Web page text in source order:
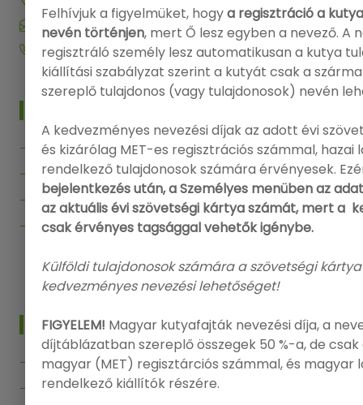
info@onlinenevezes.hu
+36 20 573 5726
Főoldal
Kiállítások
Segítség
Kapcsolat
Vissza az Onlinenevezes.hu-ra
INFO
Bejelentkezés
Regisztráció
Felhívjuk a figyelmüket, hogya regisztráció a
nevén történjen, mert Ő lesz egyben a nevező. A
regisztráló személy lesz automatikusan a kutya
kiállítási szabályzat szerint a kutyát csak a
szereplő tulajdonos (vagy tulajdonosok) nevén
A kedvezményes nevezési díjak az adott évi
és kizárólag MET-es regisztrációs számmal, hazai
rendelkező tulajdonosok számára érvényesek.
bejelentkezés után, a Személyes menüben az
az aktuális évi szövetségi kártya számát, mert a
csak érvényes tagsággal vehetők igénybe.
Külföldi tulajdonosok számára a szövetségi
kedvezményes nevezési lehetőséget!
FIGYELEM! Magyar kutyafajták nevezési díja, a
díjtáblázatban szereplő összegek 50 %-a, de csak
magyar (MET) regisztárciós számmal, és magyar
rendelkező kiállítók részére.